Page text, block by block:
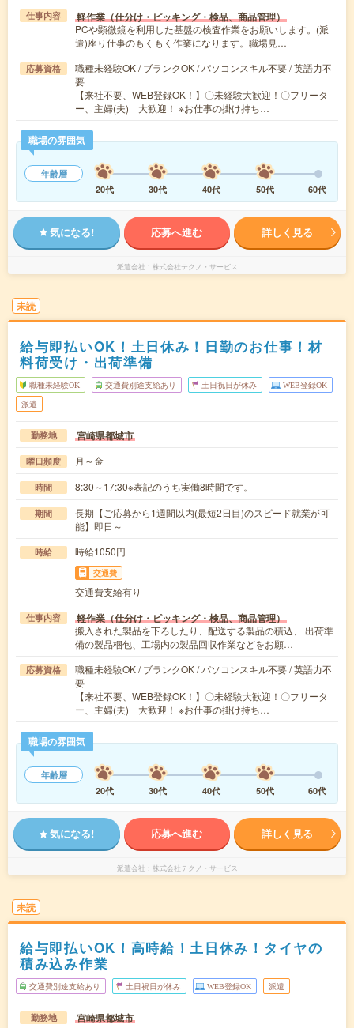
仕事内容 軽作業（仕分け・ピッキング・検品、商品管理）
PCや顕微鏡を利用した基盤の検査作業をお願いします。(派
遣)座り仕事のもくもく作業になります。職場見…
応募資格
職種未経験OK / ブランクOK / パソコンスキル不要 / 英語力不
要
【来社不要、WEB登録OK！】〇未経験大歓迎！〇フリータ
ー、主婦(夫) 大歓迎！ ※お仕事の掛け持ち…
職場の雰囲気
年齢層
20代
30代 40代 50代 60代
気になる! 応募へ進む 詳しく見る
派遣会社 株式会社テクノ・サービス
未読
給与即払いOK！土日休み！日勤のお仕事！材
料荷受け・出荷準備
職種未経験OK 交通費別途支給あり 土日祝日が休み WEB登録OK
派遣
勤務地 宮崎県都城市
曜日頻度 月～金
時間 8:30～17:30※表記のうち実働8時間です。
期間
長期【ご応募から1週間以内(最短2日目)のスピード就業が可
能】即日～
時給 時給1050円
交通費
交通費支給有り
仕事内容 軽作業（仕分け・ピッキング・検品、商品管理）
搬入された製品を下ろしたり、配送する製品の積込、 出荷準
備の製品梱包、工場内の製品回収作業などをお願…
応募資格
職種未経験OK / ブランクOK / パソコンスキル不要 / 英語力不
要
【来社不要、WEB登録OK！】〇未経験大歓迎！〇フリータ
ー、主婦(夫) 大歓迎！ ※お仕事の掛け持ち…
職場の雰囲気
年齢層
20代
30代 40代 50代 60代
気になる! 応募へ進む 詳しく見る
派遣会社 株式会社テクノ・サービス
未読
給与即払いOK！高時給！土日休み！タイヤの
積み込み作業
交通費別途支給あり 土日祝日が休み WEB登録OK 派遣
勤務地 宮崎県都城市